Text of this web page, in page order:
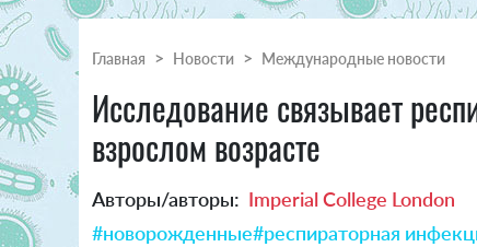
Главная Новости Международные новости
Исследование связывает
взрослом возрасте
Авторы/авторы: Imperial College London
#новорожденные#респираторная